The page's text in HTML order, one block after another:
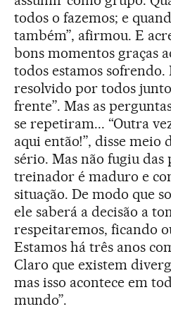
todos o fazemos; e
também”, afirmou. E
bons momentos graças
todos estamos sofrendo.
resolvido por todos
frente”. Mas as
se repetiram... “Outra
aqui então!”, disse
sério. Mas não fugiu das
treinador é maduro e
situação. De modo que
ele saberá a decisão a
respeitaremos, ficando
Estamos há três anos
Claro que existem
mas isso acontece em
mundo”.